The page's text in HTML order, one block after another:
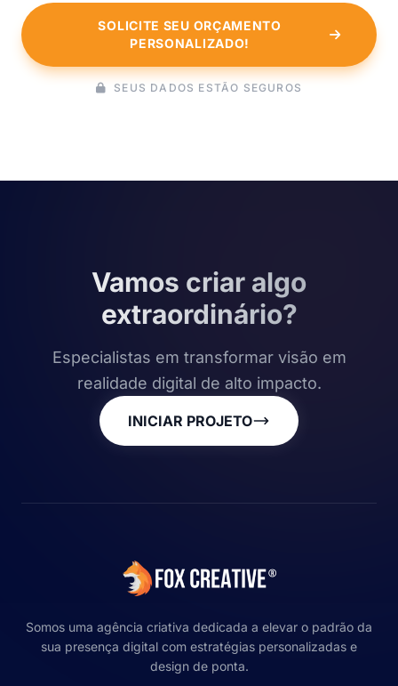
SOLICITE SEU ORÇAMENTO
PERSONALIZADO!
SEUS DADOS ESTÃO SEGUROS
Vamos criar algo
extraordinário?
Especialistas em transformar visão em
realidade digital de alto impacto.
INICIAR PROJETO
Somos uma agência criativa dedicada a elevar o padrão da
sua presença digital com estratégias personalizadas e
design de ponta.